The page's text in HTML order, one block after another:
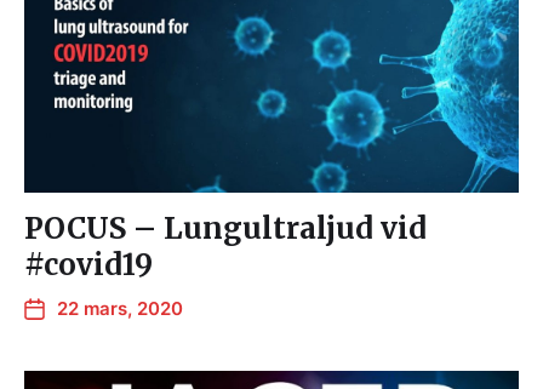
POCUS – Lungultraljud vid
#covid19
22 mars, 2020